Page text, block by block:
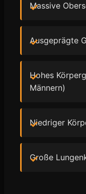
Massive
Ausgeprägte
Hohes
Männern)
Niedriger
Große